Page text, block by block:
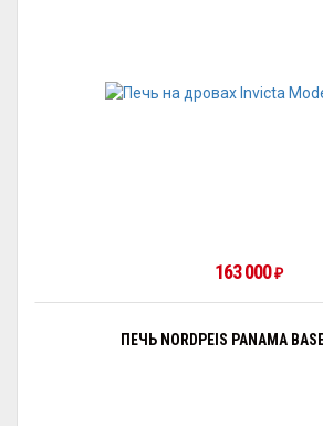
163 000₽
ПЕЧЬ NORDPEIS PANAMA